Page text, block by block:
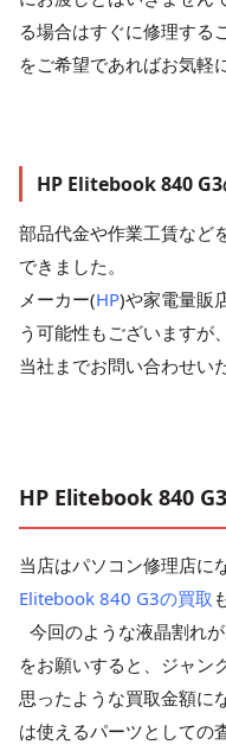
る場合はすぐに修理する
をご希望であればお気軽
HP Elitebook 840 G3
部品代金や作業工賃など
できました。
メーカー(HP)や家電量販
う可能性もございますが
当社までお問い合わせい
HP Elitebook 840
当店はパソコン修理店に
Elitebook 840 G3の買取
今回のような液晶割れ
をお願いすると、ジャン
思ったような買取金額に
は使えるパーツとしての